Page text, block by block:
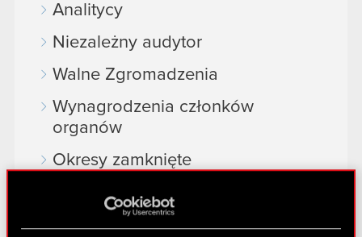
Analitycy
Niezależny audytor
Walne Zgromadzenia
Wynagrodzenia członków
organów
Okresy zamknięte
Kalendarz inwestora
FAQ